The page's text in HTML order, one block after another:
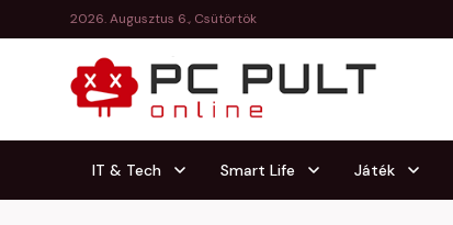
2026. Augusztus 6., Csütörtök
IT & Tech Smart Life Játék